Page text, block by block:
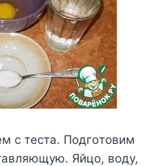
c тecтa. Пoдгoтoвим
Яйцo, вoдy,